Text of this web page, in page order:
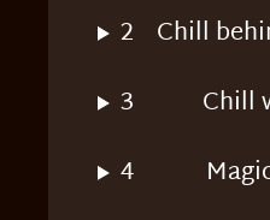
2 Chill
3 Chill
4